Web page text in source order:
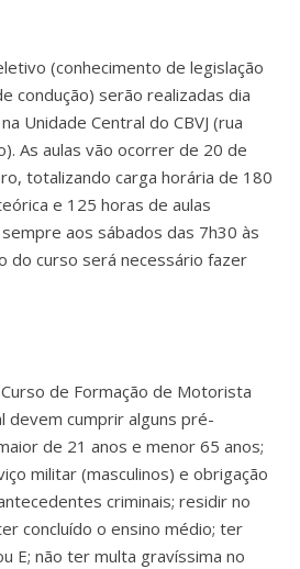
(conhecimento de legislação
condução) serão realizadas dia
Unidade Central do CBVJ (rua
As aulas vão ocorrer de 20 de
totalizando carga horária de 180
e 125 horas de aulas
aos sábados das 7h30 às
do curso será necessário fazer
de Formação de Motorista
devem cumprir alguns pré-
de 21 anos e menor 65 anos;
militar (masculinos) e obrigação
criminais; residir no
concluído o ensino médio; ter
E; não ter multa gravíssima no